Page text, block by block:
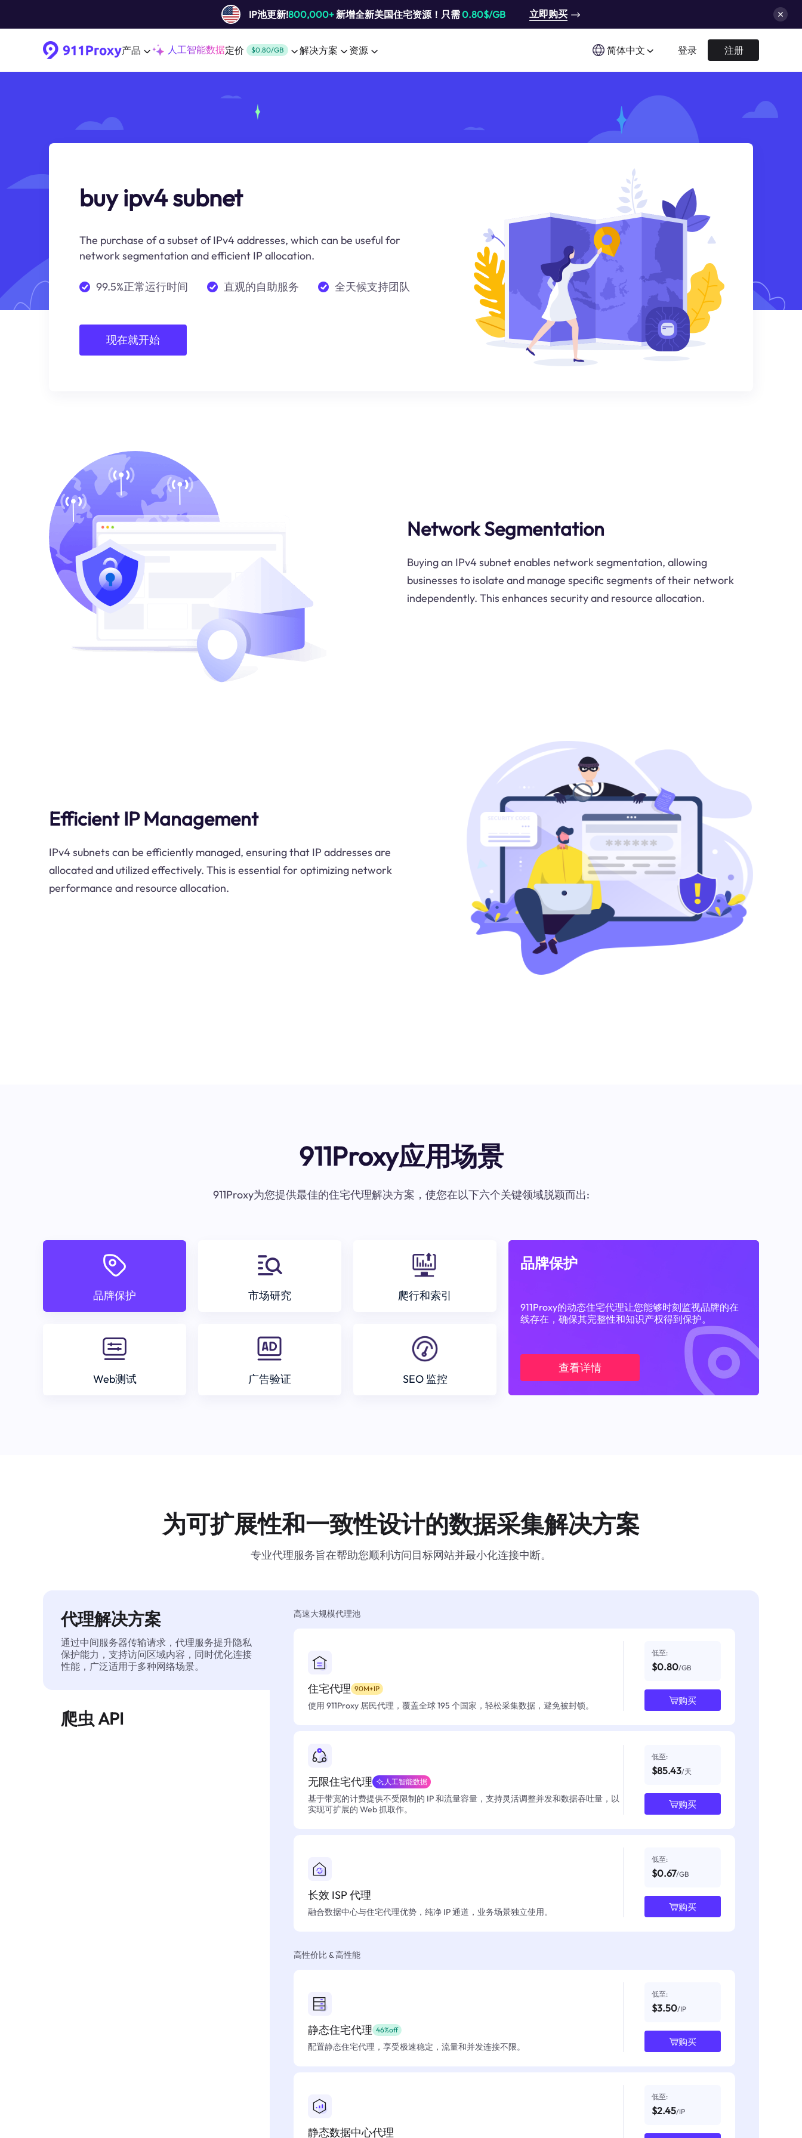
IP池更新!800,000+新增全新美国住宅资源！只需0.80$/GB 立即购买
产品 人工智能数据定价 $0.80/GB 解决方案 资源 简体中文 登录 注册
buy ipv4 subnet
The purchase of a subset of IPv4 addresses, which can be useful for
network segmentation and efficient IP allocation.
99.5%正常运行时间 直观的自助服务 全天候支持团队
现在就开始
Network Segmentation
Buying an IPv4 subnet enables network segmentation, allowing
businesses to isolate and manage specific segments of their network
independently. This enhances security and resource allocation.
Efficient IP Management
IPv4 subnets can be efficiently managed, ensuring that IP addresses are
allocated and utilized effectively. This is essential for optimizing network
performance and resource allocation.
911Proxy应用场景
911Proxy为您提供最佳的住宅代理解决方案，使您在以下六个关键领域脱颖而出:
品牌保护 市场研究 爬行和索引
Web测试 广告验证 SEO 监控
品牌保护
911Proxy的动态住宅代理让您能够时刻监视品牌的在
线存在，确保其完整性和知识产权得到保护。
查看详情
为可扩展性和一致性设计的数据采集解决方案
专业代理服务旨在帮助您顺利访问目标网站并最小化连接中断。
代理解决方案
通过中间服务器传输请求，代理服务提升隐私
保护能力，支持访问区域内容，同时优化连接
性能，广泛适用于多种网络场景。
爬虫 API
高速大规模代理池
住宅代理 90M+IP
使用 911Proxy 居民代理，覆盖全球 195 个国家，轻松采集数据，避免被封锁。
低至:
$0.80/GB
购买
无限住宅代理 人工智能数据
基于带宽的计费提供不受限制的 IP 和流量容量，支持灵活调整并发和数据吞吐量，以
实现可扩展的 Web 抓取作。
低至:
$85.43/天
购买
长效 ISP 代理
融合数据中心与住宅代理优势，纯净 IP 通道，业务场景独立使用。
低至:
$0.67/GB
购买
高性价比 & 高性能
静态住宅代理 46%off
配置静态住宅代理，享受极速稳定，流量和并发连接不限。
低至:
$3.50/IP
购买
静态数据中心代理
低至:
$2.45/IP